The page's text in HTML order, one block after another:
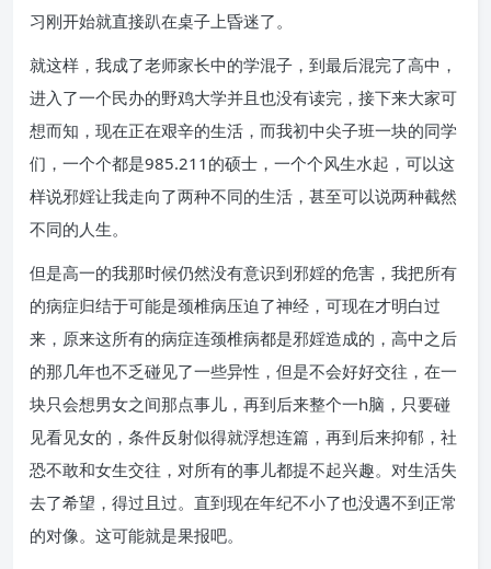
习刚开始就直接趴在桌子上昏迷了。
就这样，我成了老师家长中的学混子，到最后混完了高中，
进入了一个民办的野鸡大学并且也没有读完，接下来大家可
想而知，现在正在艰辛的生活，而我初中尖子班一块的同学
们，一个个都是985.211的硕士，一个个风生水起，可以这
样说邪婬让我走向了两种不同的生活，甚至可以说两种截然
不同的人生。
但是高一的我那时候仍然没有意识到邪婬的危害，我把所有
的病症归结于可能是颈椎病压迫了神经，可现在才明白过
来，原来这所有的病症连颈椎病都是邪婬造成的，高中之后
的那几年也不乏碰见了一些异性，但是不会好好交往，在一
块只会想男女之间那点事儿，再到后来整个一h脑，只要碰
见看见女的，条件反射似得就浮想连篇，再到后来抑郁，社
恐不敢和女生交往，对所有的事儿都提不起兴趣。对生活失
去了希望，得过且过。直到现在年纪不小了也没遇不到正常
的对像。这可能就是果报吧。